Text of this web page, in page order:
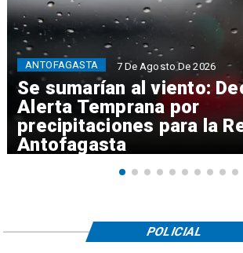
Se sumarían al viento:
Alerta Temprana por
precipitaciones para la
Antofagasta
ANTOFAGASTA 7 De Agosto De 2026
POLICIAL